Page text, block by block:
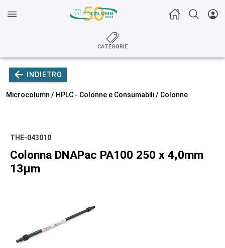
CATEGORIE
INDIETRO
Microcolumn / HPLC - Colonne e Consumabili/ Colonne
THE-043010
Colonna DNAPac PA100 250 x 4,0mm
13µm